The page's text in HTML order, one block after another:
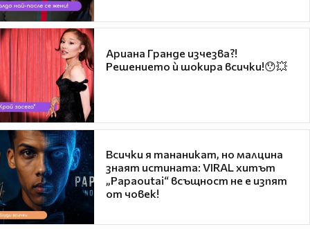
Ариана Гранде изчезва?!
Решението ѝ шокира всички!😯💥
Всички я тананикат, но малцина
знаят истината: VIRAL хитът
„Papaoutai“ всъщност не е изпят
от човек!